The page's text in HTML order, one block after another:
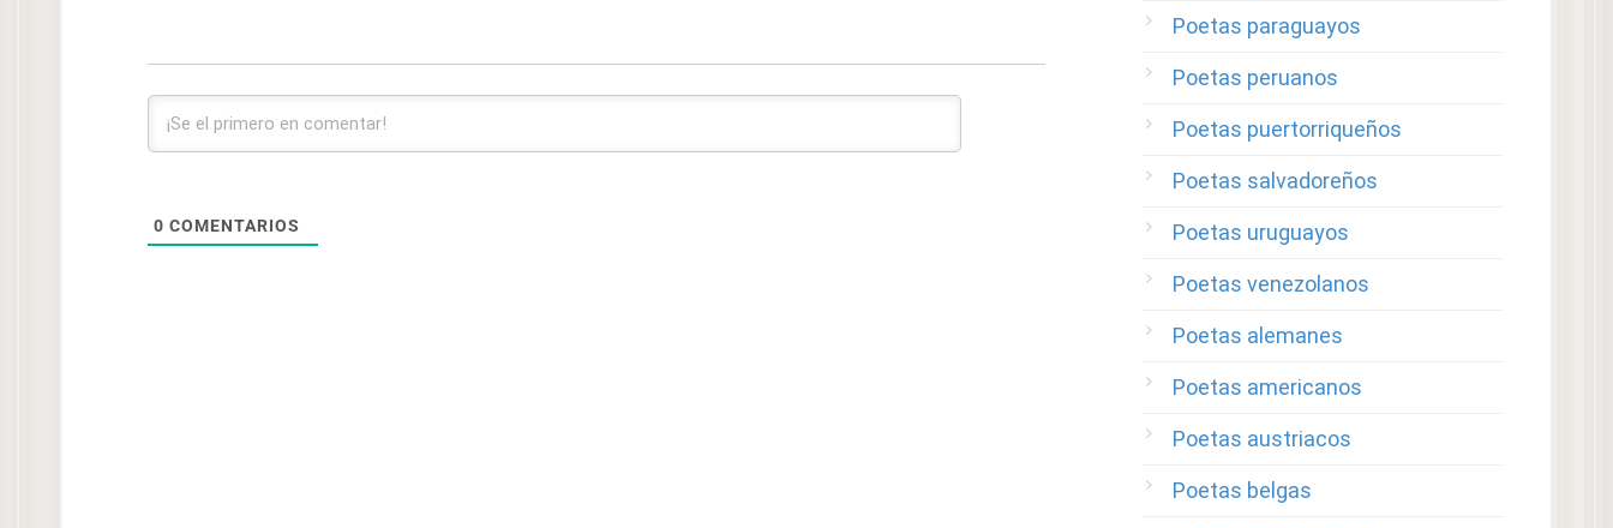
0 COMENTARIOS
Poetas paraguayos
Poetas peruanos
Poetas puertorriqueños
Poetas salvadoreños
Poetas uruguayos
Poetas venezolanos
Poetas alemanes
Poetas americanos
Poetas austriacos
Poetas belgas